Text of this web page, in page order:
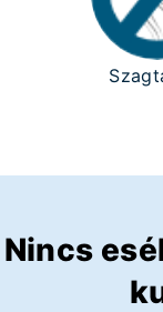
Nincs